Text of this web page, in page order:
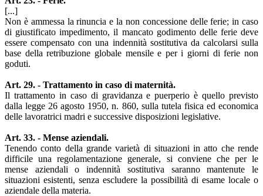
[...]
Non è ammessa la rinuncia e la non concessione delle ferie; in caso
di giustificato impedimento, il mancato godimento delle ferie deve
essere compensato con una indennità sostitutiva da calcolarsi sulla
base della retribuzione globale mensile e per i giorni di ferie non
goduti.
Art. 29. - Trattamento in caso di maternità.
Il trattamento in caso di gravidanza e puerperio è quello previsto
dalla legge 26 agosto 1950, n. 860, sulla tutela fisica ed economica
delle lavoratrici madri e successive disposizioni legislative.
Art. 33. - Mense aziendali.
Tenendo conto della grande varietà di situazioni in atto che rende
difficile una regolamentazione generale, si conviene che per le
mense aziendali o indennità sostitutiva saranno mantenute le
situazioni esistenti, senza escludere la possibilità di esame locale o
aziendale della materia.